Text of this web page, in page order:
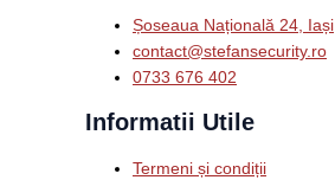
Șoseaua Națională 24, Iași
contact@stefansecurity.ro
0733 676 402
Informatii Utile
Termeni și condiții